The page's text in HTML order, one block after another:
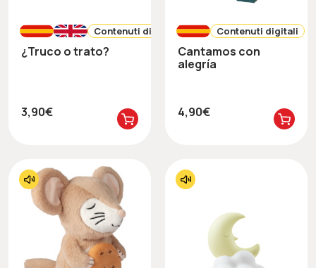
Contenuti digitali
¿Truco o trato?
3,90€
Contenuti digitali
Cantamos con
alegría
4,90€